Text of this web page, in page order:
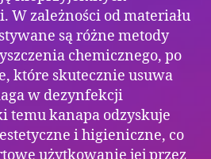
W zależności od materiału
są różne metody
chemicznego, po
które skutecznie usuwa
w dezynfekcji
temu kanapa odzyskuje
i higieniczne, co
użytkowanie jej przez